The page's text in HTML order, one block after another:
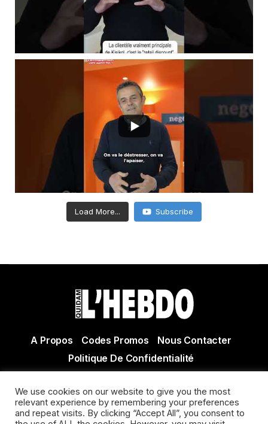
Load More... Subscribe
A Propos Codes Promos
Nous Contacter
Politique De Confidentialité
Actualité Agen - Actualité en lot et Garonne - Actualité
Villeneuve sur Lot
We use cookies on our website to give you the most
relevant experience by remembering your preferences
and repeat visits. By clicking “Accept All”, you consent to